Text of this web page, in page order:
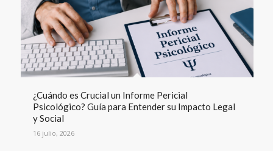
¿Cuándo es Crucial un Informe Pericial
Psicológico? Guía para Entender su Impacto Legal
y Social
16 julio, 2026